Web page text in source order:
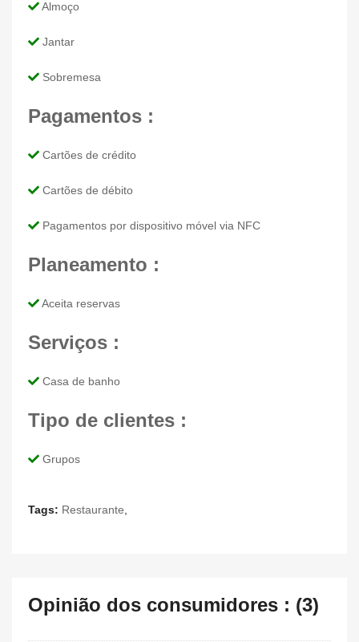
Almoço
Jantar
Sobremesa
Pagamentos :
Cartões de crédito
Cartões de débito
Pagamentos por dispositivo móvel via NFC
Planeamento :
Aceita reservas
Serviços :
Casa de banho
Tipo de clientes :
Grupos
Tags: Restaurante
Opinião dos consumidores : (3)